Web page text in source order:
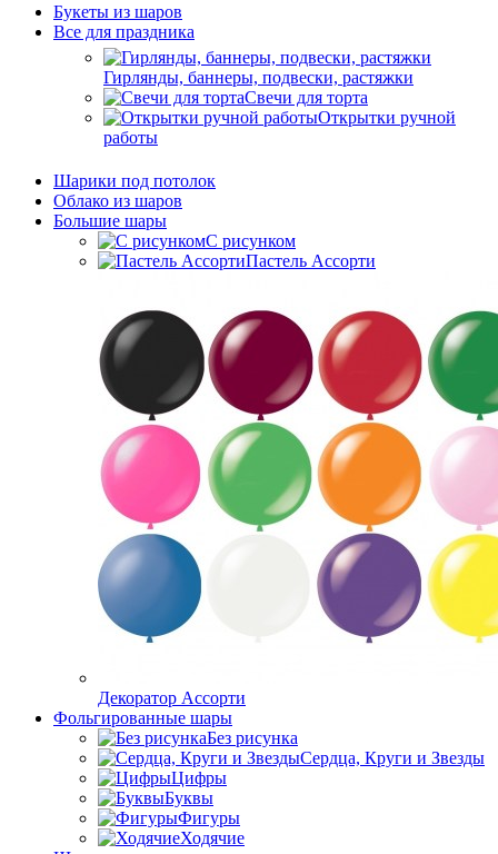
Букеты из шаров
Bсе для праздника
Гирлянды, баннеры, подвески, растяжки
Свечи для торта
Открытки ручной
работы
Шарики под потолок
Облако из шаров
Большие шары
C рисунком
Пастель Ассорти
Декоратор Ассорти
Фольгированные шары
Без рисунка
Сердца, Круги и Звезды
Цифры
Буквы
Фигуры
Ходячие